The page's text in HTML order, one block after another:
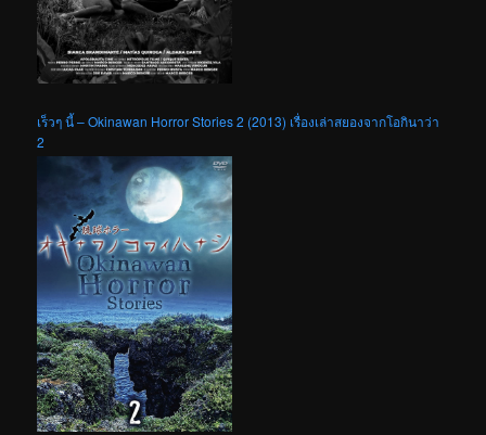
เร็วๆ นี้ – Okinawan Horror Stories 2 (2013) เรื่องเล่าสยองจากโอกินาว่า
2